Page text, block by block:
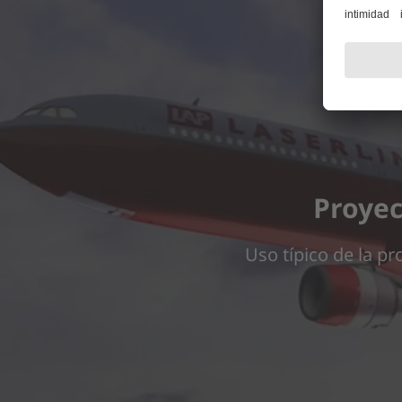
Utilizamos un servicio de terceros para incrustar
Uso típico de la